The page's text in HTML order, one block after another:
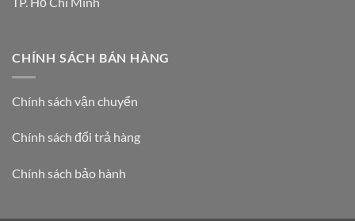
CHÍNH SÁCH BÁN HÀNG
Chính sách vận chuyển
Chính sách đổi trả hàng
Chính sách bảo hành